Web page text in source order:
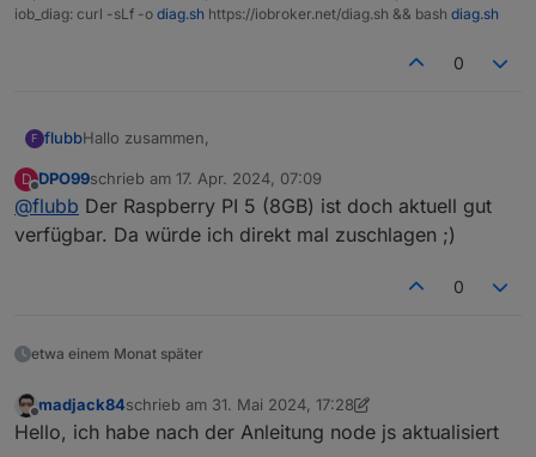
iob_diag: curl -sLf -o diag.sh https://iobroker.net/diag.sh && bash diag.sh
0
F flubbHallo zusammen,
habe mein System seit langem auch mal wieder auf Stand
gebracht, nur leider kann ich nachdem ich jetzt node-js
und den js-controller geupdatet hab, keinerlei Adapter
mehr aktualisieren. Hier mal die aktuelle Fehlermeldung:
Would you like to upgrade zigbee from
Installing iobroker.zigbee@1.10.3... (System
<--- Last few GCs --->
[2217:0x604ca00]   260629 ms: Mark-sweep
nach einem Arbeitsspeicherproblem aus, oder? Gibt es
D
Offline
DPO99schrieb am 17. Apr. 2024, 07:09
zuletzt editiert von
@flubb Der Raspberry PI 5 (8GB) ist doch aktuell gut
verfügbar. Da würde ich direkt mal zuschlagen ;)
0
etwa einem Monat später
Offline
madjack84schrieb am 31. Mai 2024, 17:28
zuletzt editiert von madjack84
Hello, ich habe nach der Anleitung node js aktualisiert